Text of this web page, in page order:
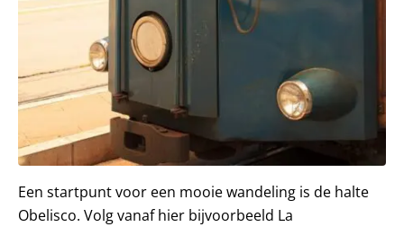
Een startpunt voor een mooie wandeling is de halte
Obelisco. Volg vanaf hier bijvoorbeeld La